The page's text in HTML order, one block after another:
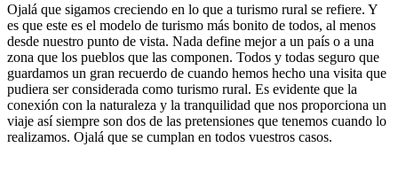
Ojalá que sigamos creciendo en lo que a turismo rural se refiere. Y
es que este es el modelo de turismo más bonito de todos, al menos
desde nuestro punto de vista. Nada define mejor a un país o a una
zona que los pueblos que las componen. Todos y todas seguro que
guardamos un gran recuerdo de cuando hemos hecho una visita que
pudiera ser considerada como turismo rural. Es evidente que la
conexión con la naturaleza y la tranquilidad que nos proporciona un
viaje así siempre son dos de las pretensiones que tenemos cuando lo
realizamos. Ojalá que se cumplan en todos vuestros casos.